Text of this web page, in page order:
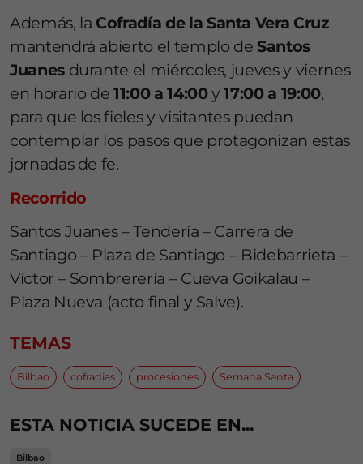
Además, la Cofradía de la Santa Vera Cruz
mantendrá abierto el templo deSantos
Juanesdurante el miércoles, jueves y viernes
en horario de11:00 a 14:00y17:00 a 19:00,
para que los fieles y visitantes puedan
contemplar los pasos que protagonizan estas
jornadas de fe.
Recorrido
Santos Juanes – Tendería – Carrera de
Santiago – Plaza de Santiago – Bidebarrieta –
Víctor – Sombrerería – Cueva Goikalau –
Plaza Nueva (acto final y Salve).
TEMAS
Bilbao cofradias procesiones Semana Santa
ESTA NOTICIA SUCEDE EN...
Bilbao